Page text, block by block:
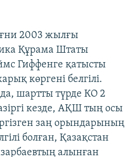
2003 жылғы
Құрама Штаты
Гиффенге қатысты
көргені белгілі.
шартты түрде КО 2
кезде, АҚШ тың осы
заң орындарының
болған, Қазақстан
алынған